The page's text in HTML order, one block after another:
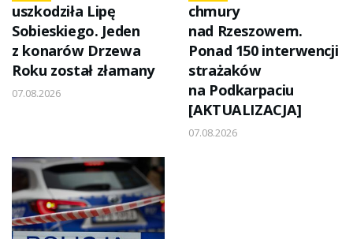
uszkodziła Lipę
Sobieskiego. Jeden
z konarów Drzewa
Roku został złamany
07.08.2026
chmury
nad Rzeszowem.
Ponad 150 interwencji
strażaków
na Podkarpaciu
[AKTUALIZACJA]
07.08.2026